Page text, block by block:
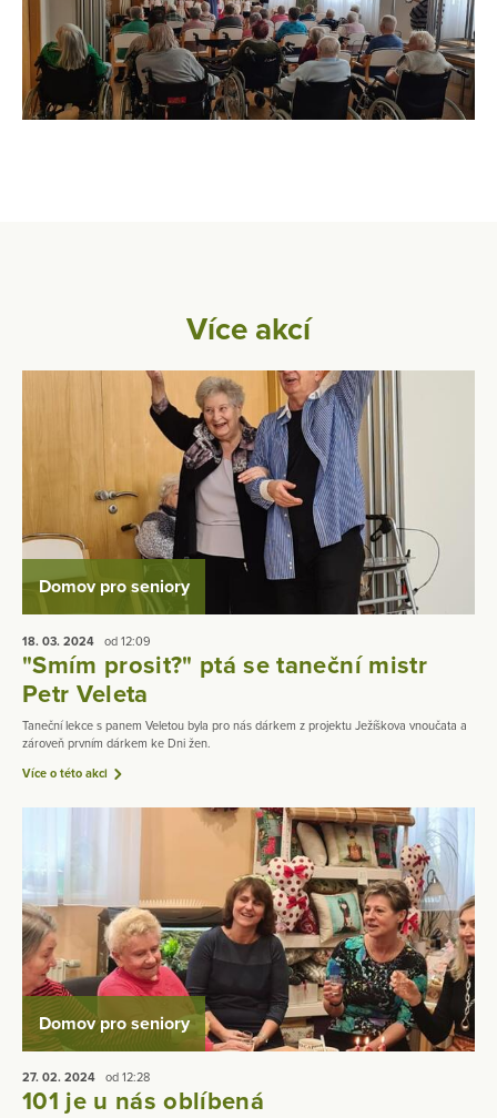
Více akcí
Domov pro seniory
18. 03. 2024 od 12:09
"Smím prosit?" ptá se taneční mistr
Petr Veleta
Taneční lekce s panem Veletou byla pro nás dárkem z projektu Ježíškova vnoučata a
zároveň prvním dárkem ke Dni žen.
Více o této akci
Domov pro seniory
27. 02. 2024 od 12:28
101 je u nás oblíbená